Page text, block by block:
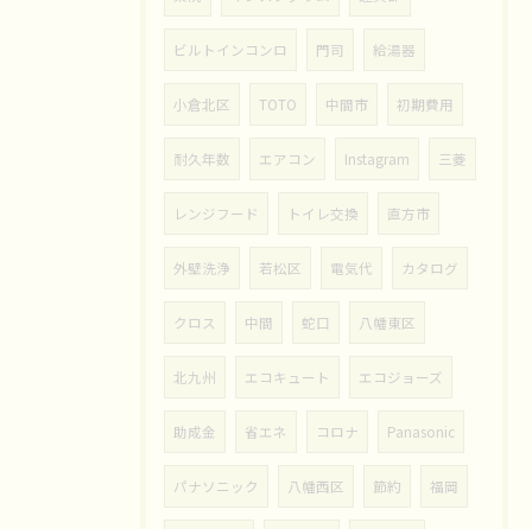
ビルトインコンロ 門司 給湯器
小倉北区 TOTO 中間市 初期費用
耐久年数 エアコン Instagram 三菱
レンジフード トイレ交換 直方市
外壁洗浄 若松区 電気代 カタログ
クロス 中間 蛇口 八幡東区
北九州 エコキュート エコジョーズ
助成金 省エネ コロナ Panasonic
パナソニック 八幡西区 節約 福岡